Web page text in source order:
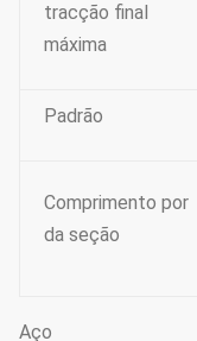
tracção final
máxima
Padrão
Comprimento por
da seção
Aço